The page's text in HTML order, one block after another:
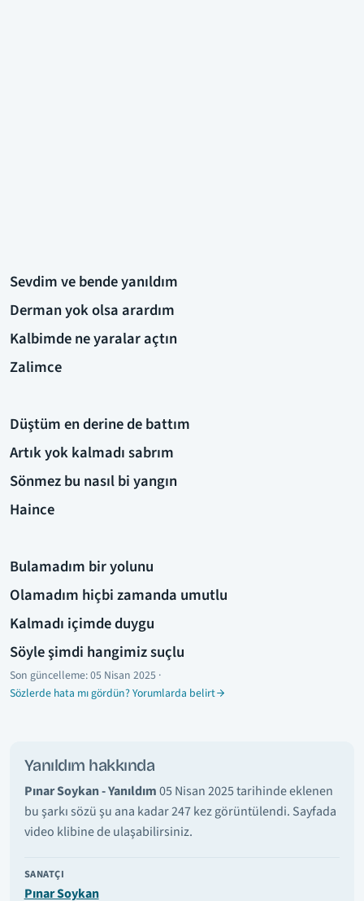
Sevdim ve bende yanıldım
Derman yok olsa arardım
Kalbimde ne yaralar açtın
Zalimce
Düştüm en derine de battım
Artık yok kalmadı sabrım
Sönmez bu nasıl bi yangın
Haince
Bulamadım bir yolunu
Olamadım hiçbi zamanda umutlu
Kalmadı içimde duygu
Söyle şimdi hangimiz suçlu
Son güncelleme:05 Nisan 2025 ·
Sözlerde hata mı gördün? Yorumlarda belirt
Yanıldım hakkında
Pınar Soykan - Yanıldım05 Nisan 2025 tarihinde eklenen
bu şarkı sözü şu ana kadar 247 kez görüntülendi. Sayfada
video klibine de ulaşabilirsiniz.
SANATÇI
Pınar Soykan